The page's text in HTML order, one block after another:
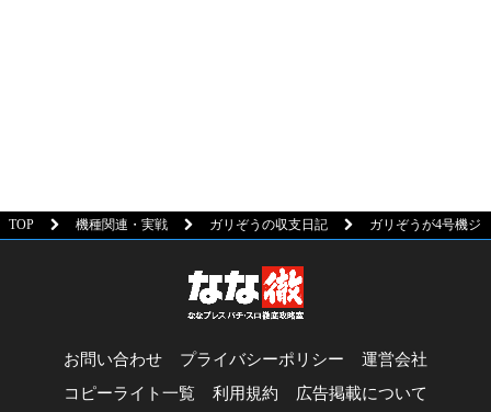
TOP 機種関連・実戦 ガリぞうの収支日記 ガリぞうが4号機ジ
お問い合わせ プライバシーポリシー
運営会社
コピーライト一覧
利用規約 広告掲載について